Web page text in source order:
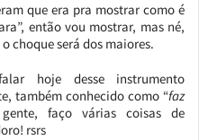
que era pra mostrar como é
então vou mostrar, mas né,
choque será dos maiores.
hoje desse instrumento
também conhecido como “faz
faço várias coisas de
rsrs